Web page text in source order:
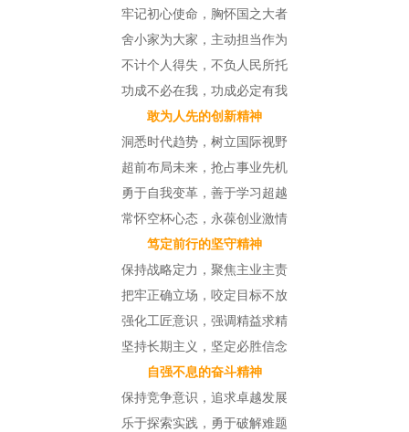
牢记初心使命，胸怀国之大者
舍小家为大家，主动担当作为
不计个人得失，不负人民所托
功成不必在我，功成必定有我
敢为人先的创新精神
洞悉时代趋势，树立国际视野
超前布局未来，抢占事业先机
勇于自我变革，善于学习超越
常怀空杯心态，永葆创业激情
笃定前行的坚守精神
保持战略定力，聚焦主业主责
把牢正确立场，咬定目标不放
强化工匠意识，强调精益求精
坚持长期主义，坚定必胜信念
自强不息的奋斗精神
保持竞争意识，追求卓越发展
乐于探索实践，勇于破解难题